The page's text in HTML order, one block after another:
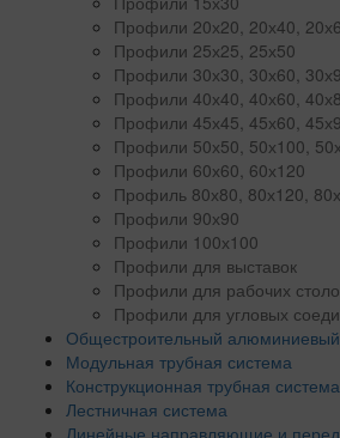
Профили 20х20, 20х40,
Профили 25х25, 25х50
Профили 30х30, 30х60,
Профили 40х40, 40х60,
Профили 45х45, 45х60,
Профили 50х50, 50х100,
Профили 60х60, 60х120
Профиль 80х80, 80х120,
Профили 90х90
Профили 100х100
Профили для выставок
Профили для рабочих
Профили для угловых
Общестроительный
Модульная трубная система
Конструкционная трубная система
Лестничная система
Линейные направляющие и